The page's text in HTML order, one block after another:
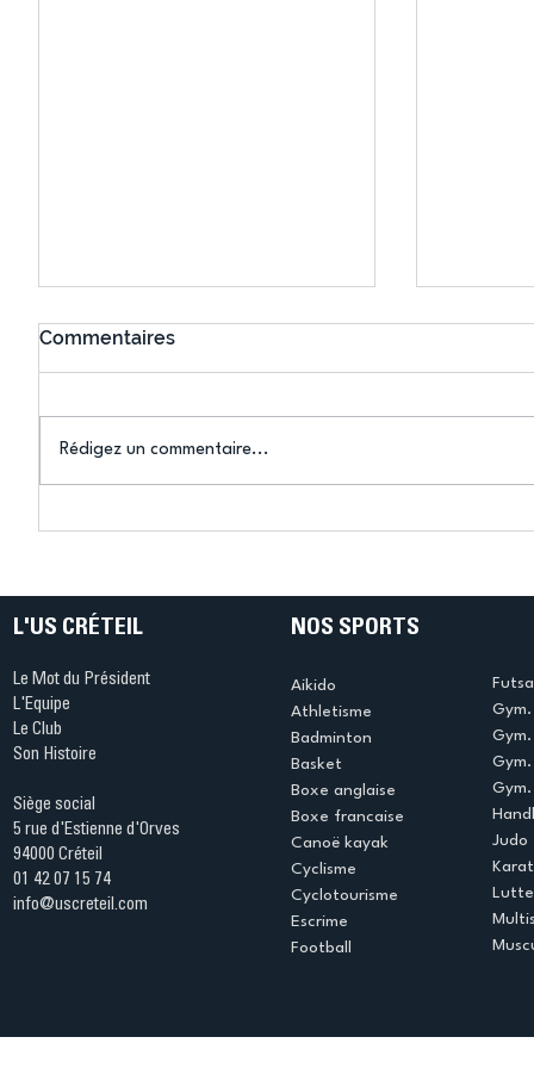
l’US Créteil face à Pau
Caen
Commentaires
Rédigez un commentaire...
L'US CRÉTEIL
Le Mot du Président
L'Equipe
Le Club
Son Histoire
Siège social
5 rue d'Estienne d'Orves
94000 Créteil
01 42 07 15 74
info@uscreteil.com
NOS SPORTS
Aikido
Athletisme
Badminton
Basket
Boxe anglaise
Boxe francaise
Canoë kayak
Cyclisme
Cyclotourisme
Escrime
Football
Judo
Lutte